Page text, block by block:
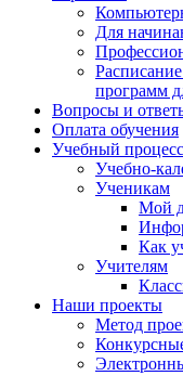
Для
программ
Вопросы и
Оплата обучения
Учебный процесс
Учебно-
Ученикам
Мой
Как
Учителям
Наши проекты
Метод